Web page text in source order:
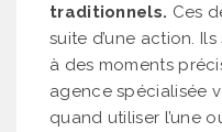
traditionnels. Ces
suite d’une action.
à des moments
agence spécialisée
quand utiliser l’une